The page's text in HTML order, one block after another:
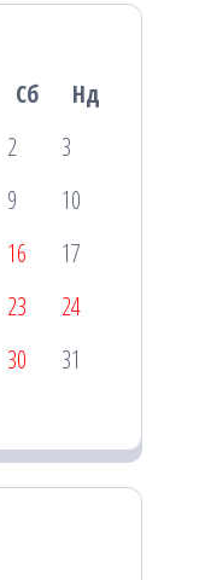
Сб
Нд
2
3
9
10
16
17
23
24
30
31